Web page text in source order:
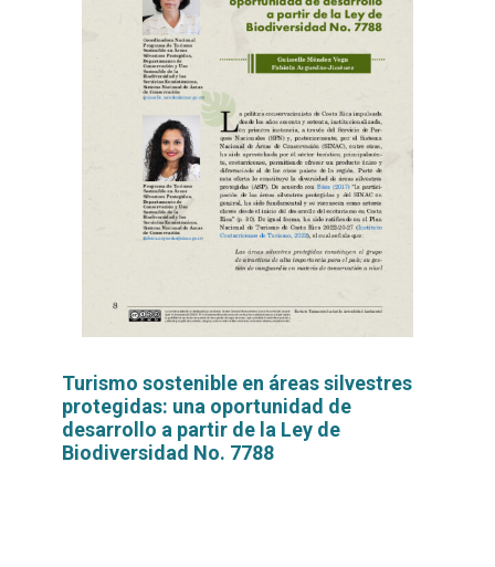
Turismo sostenible en áreas silvestres
protegidas: una oportunidad de
desarrollo a partir de la Ley de
Biodiversidad No. 7788